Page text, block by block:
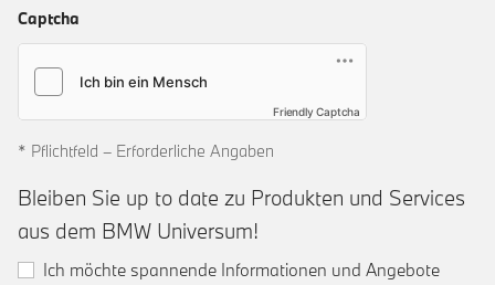
Captcha
Friendly Captcha
* Pflichtfeld – Erforderliche Angaben
Bleiben Sie up to date zu Produkten und Services
aus dem BMW Universum!
Ich möchte spannende Informationen und Angebote